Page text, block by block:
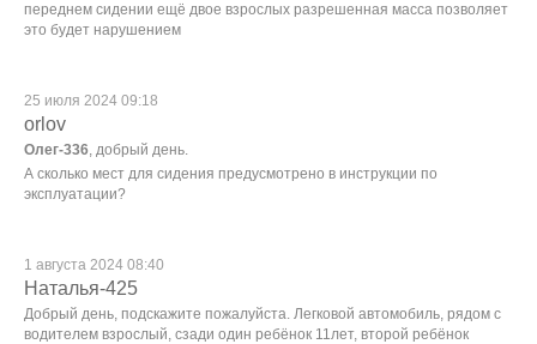
переднем сидении ещё двое взрослых разрешенная масса позволяет
это будет нарушением
25 июля 2024 09:18
orlov
Олег-336, добрый день.
А сколько мест для сидения предусмотрено в инструкции по
эксплуатации?
1 августа 2024 08:40
Наталья-425
Добрый день, подскажите пожалуйста. Легковой автомобиль, рядом с
водителем взрослый, сзади один ребёнок 11лет, второй ребёнок